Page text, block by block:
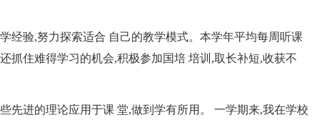
经验,努力探索适合 自己的教学模式。本学年平均每周听课
抓住难得学习的机会,积极参加国培 培训,取长补短,收获不
先进的理论应用于课 堂,做到学有所用。 一学期来,我在学校